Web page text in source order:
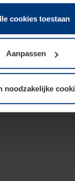
verzameld.
het recht om
vereist is.
toestemming
elk moment bij
cookies toestaan
Aanpassen
noodzakelijke